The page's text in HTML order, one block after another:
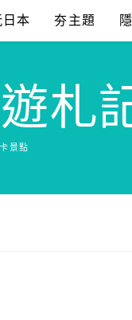
日本 夯主題
札
景點